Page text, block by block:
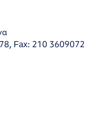
Fax: 210 3609072